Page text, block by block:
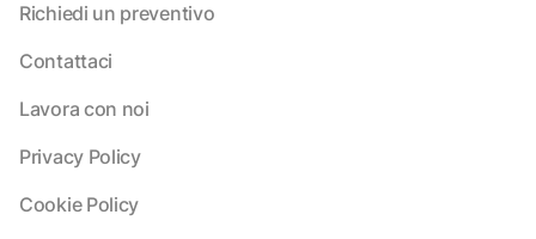
Richiedi un preventivo
Contattaci
Lavora con noi
Privacy Policy
Cookie Policy